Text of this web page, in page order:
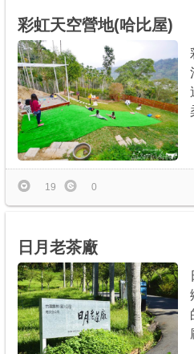
彩虹天空營地(哈比屋)
19 0
日月老茶廠